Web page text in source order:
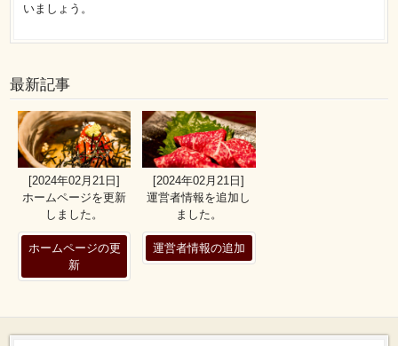
いましょう。
最新記事
[2024年02月21日]
ホームページを更新
しました。
ホームページの更
新
[2024年02月21日]
運営者情報を追加し
ました。
運営者情報の追加